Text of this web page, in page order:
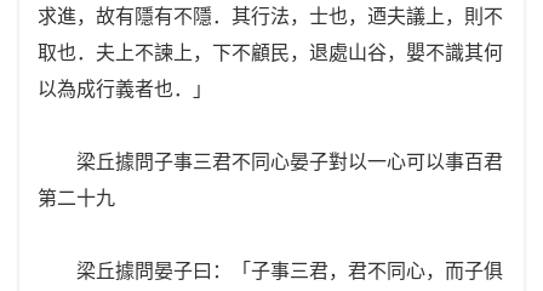
求進，故有隱有不隱．其行法，士也，迺夫議上，則不
取也．夫上不諫上，下不顧民，退處山谷，嬰不識其何
以為成行義者也．」
梁丘據問子事三君不同心晏子對以一心可以事百君
第二十九
梁丘據問晏子曰：「子事三君，君不同心，而子俱